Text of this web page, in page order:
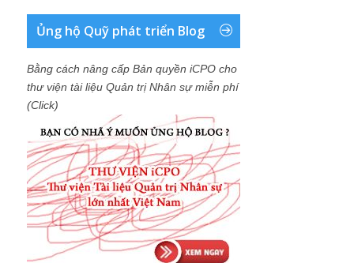
Ủng hộ Quỹ phát triển Blog
Bằng cách nâng cấp Bản quyền iCPO cho
thư viện tài liệu Quản trị Nhân sự miễn phí
(Click)